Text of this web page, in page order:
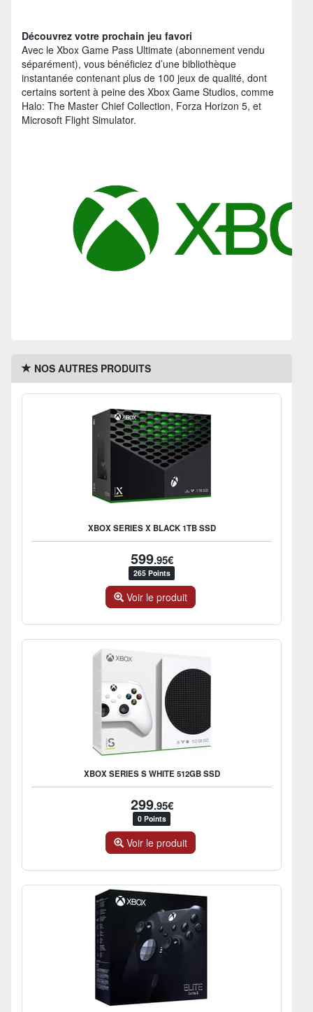
Découvrez votre prochain jeu favori
Avec le Xbox Game Pass Ultimate (abonnement vendu
séparément), vous bénéficiez d’une bibliothèque
instantanée contenant plus de 100 jeux de qualité, dont
certains sortent à peine des Xbox Game Studios, comme
Halo: The Master Chief Collection, Forza Horizon 5, et
Microsoft Flight Simulator.
NOS AUTRES PRODUITS
XBOX SERIES X BLACK 1TB SSD
599.95€
265 Points
Voir le produit
XBOX SERIES S WHITE 512GB SSD
299.95€
0 Points
Voir le produit